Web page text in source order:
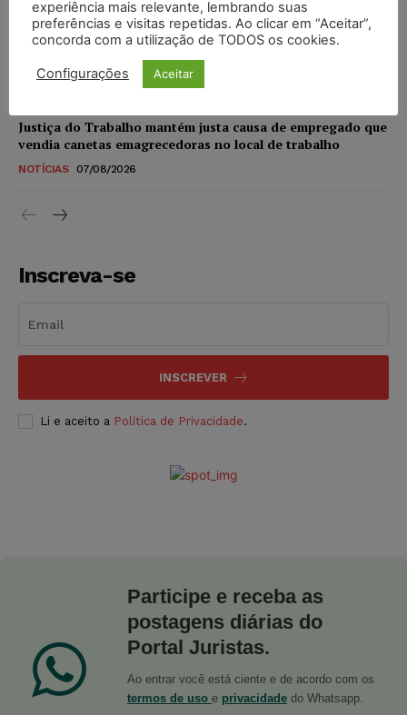
STF amplia isenção de IBS e CBS na compra de veículos
novos para pessoas com deficiência e autistas de todos os
DIREITO TRIBUTÁRIO
Justiça do Trabalho mantém justa causa de empregado que
vendia canetas emagrecedoras no local de trabalho
NOTÍCIAS 07/08/2026
Inscreva-se
INSCREVER
Li e aceito a Política de Privacidade.
Participe e receba as
postagens diárias do
Portal Juristas.
Ao entrar você está ciente e de acordo com os
termos de uso e privacidade do Whatsapp.
experiência mais relevante, lembrando suas
preferências e visitas repetidas. Ao clicar em “Aceitar”,
concorda com a utilização de TODOS os cookies.
Configurações Aceitar